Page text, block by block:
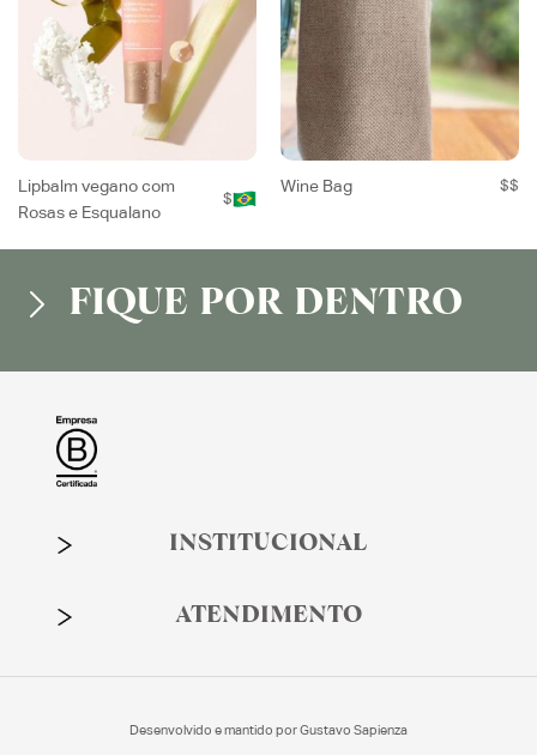
Lipbalm vegano com
Rosas e Esqualano
$
Wine Bag $$
FIQUE POR DENTRO
INSTITUCIONAL
ATENDIMENTO
Desenvolvido e mantido porGustavo Sapienza